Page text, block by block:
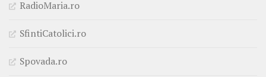
RadioMaria.ro
SfintiCatolici.ro
Spovada.ro